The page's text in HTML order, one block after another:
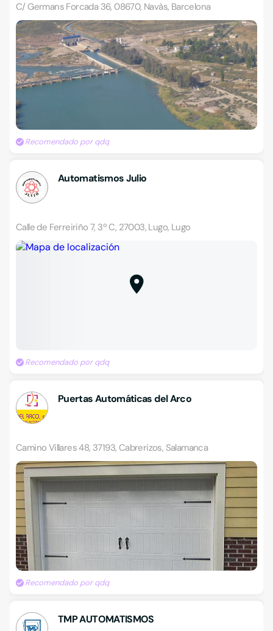
C/ Germans Forcada 36, 08670, Navàs, Barcelona
Recomendado por qdq
Automatismos Julio
Calle de Ferreiriño 7, 3º C, 27003, Lugo, Lugo
Recomendado por qdq
Puertas Automáticas del Arco
Camino Villares 48, 37193, Cabrerizos, Salamanca
Recomendado por qdq
TMP AUTOMATISMOS